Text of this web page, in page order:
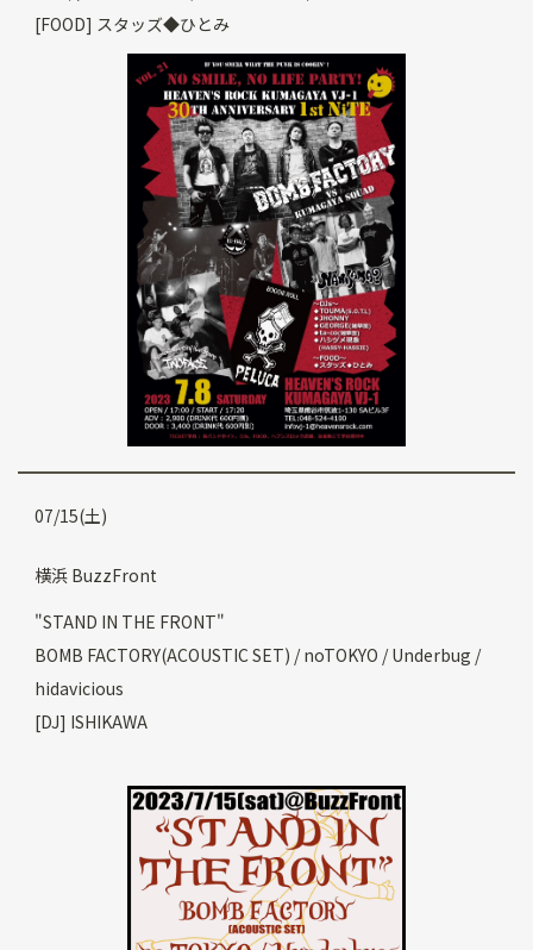
[FOOD] スタッズ◆ひとみ
07/15(土)
横浜 BuzzFront
"STAND IN THE FRONT"
BOMB FACTORY(ACOUSTIC SET) / noTOKYO / Underbug /
hidavicious
[DJ] ISHIKAWA